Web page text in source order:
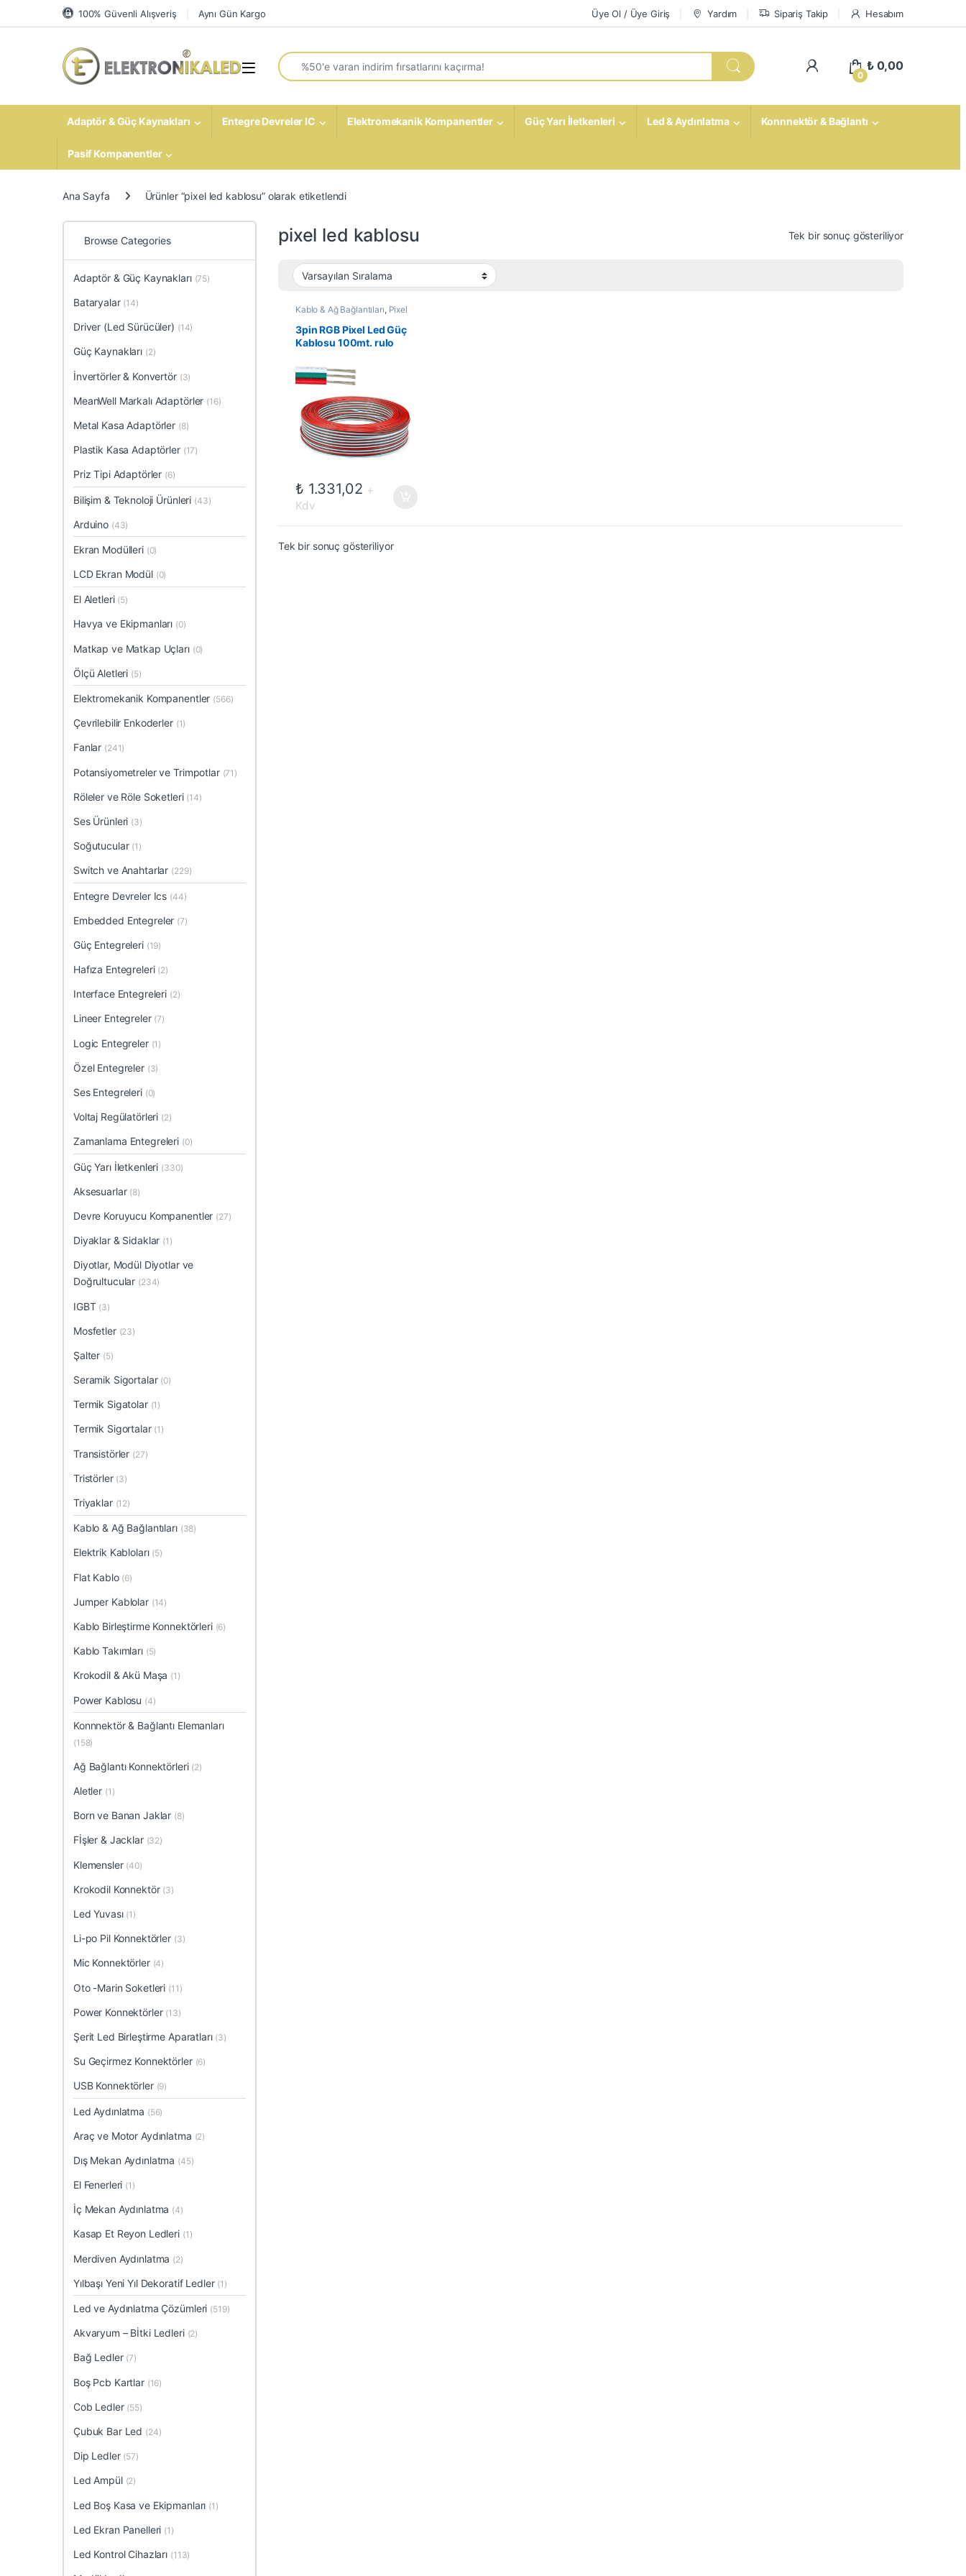
Skip to navigation
Skip to content 100% Güvenli Alışveriş Aynı Gün Kargo Üye Ol / Üye Giriş Yardım Sipariş Takip Hesabım
Open
Search for:
My Account
0
₺0,00
Adaptör & Güç Kaynakları Entegre Devreler IC Elektromekanik Kompanentler Güç Yarı İletkenleri Led & Aydınlatma Konnnektör & Bağlantı
Pasif Kompanentler
Ana Sayfa Ürünler “pixel led kablosu” olarak etiketlendi
pixel led kablosu Tek bir sonuç gösteriliyor
Kablo & Ağ Bağlantıları, Pixel
Led Kablosu
3pin RGB Pixel Led Güç
Kablosu 100mt. rulo
₺ 1.331,02 +
Kdv
Tek bir sonuç gösteriliyor
Browse Categories
Adaptör & Güç Kaynakları (75)
Bataryalar (14)
Driver (Led Sürücüler) (14)
Güç Kaynakları (2)
İnvertörler & Konvertör (3)
MeanWell Markalı Adaptörler (16)
Metal Kasa Adaptörler (8)
Plastik Kasa Adaptörler (17)
Priz Tipi Adaptörler (6)
Bilişim & Teknoloji Ürünleri (43)
Arduino (43)
Ekran Modülleri (0)
LCD Ekran Modül (0)
El Aletleri (5)
Havya ve Ekipmanları (0)
Matkap ve Matkap Uçları (0)
Ölçü Aletleri (5)
Elektromekanik Kompanentler (566)
Çevrilebilir Enkoderler (1)
Fanlar (241)
Potansiyometreler ve Trimpotlar (71)
Röleler ve Röle Soketleri (14)
Ses Ürünleri (3)
Soğutucular (1)
Switch ve Anahtarlar (229)
Entegre Devreler Ics (44)
Embedded Entegreler (7)
Güç Entegreleri (19)
Hafıza Entegreleri (2)
Interface Entegreleri (2)
Lineer Entegreler (7)
Logic Entegreler (1)
Özel Entegreler (3)
Ses Entegreleri (0)
Voltaj Regülatörleri (2)
Zamanlama Entegreleri (0)
Güç Yarı İletkenleri (330)
Aksesuarlar (8)
Devre Koruyucu Kompanentler (27)
Diyaklar & Sidaklar (1)
Diyotlar, Modül Diyotlar ve
Doğrultucular (234)
IGBT (3)
Mosfetler (23)
Şalter (5)
Seramik Sigortalar (0)
Termik Sigatolar (1)
Termik Sigortalar (1)
Transistörler (27)
Tristörler (3)
Triyaklar (12)
Kablo & Ağ Bağlantıları (38)
Elektrik Kabloları (5)
Flat Kablo (6)
Jumper Kablolar (14)
Kablo Birleştirme Konnektörleri (6)
Kablo Takımları (5)
Krokodil & Akü Maşa (1)
Power Kablosu (4)
Konnnektör & Bağlantı Elemanları
(158)
Ağ Bağlantı Konnektörleri (2)
Aletler (1)
Born ve Banan Jaklar (8)
Fİşler & Jacklar (32)
Klemensler (40)
Krokodil Konnektör (3)
Led Yuvası (1)
Li-po Pil Konnektörler (3)
Mic Konnektörler (4)
Oto -Marin Soketleri (11)
Power Konnektörler (13)
Şerit Led Birleştirme Aparatları (3)
Su Geçirmez Konnektörler (6)
USB Konnektörler (9)
Led Aydınlatma (56)
Araç ve Motor Aydınlatma (2)
Dış Mekan Aydınlatma (45)
El Fenerleri (1)
İç Mekan Aydınlatma (4)
Kasap Et Reyon Ledleri (1)
Merdiven Aydınlatma (2)
Yılbaşı Yeni Yıl Dekoratif Ledler (1)
Led ve Aydınlatma Çözümleri (519)
Akvaryum – Bİtki Ledleri (2)
Bağ Ledler (7)
Boş Pcb Kartlar (16)
Cob Ledler (55)
Çubuk Bar Led (24)
Dip Ledler (57)
Led Ampül (2)
Led Boş Kasa ve Ekipmanları (1)
Led Ekran Panelleri (1)
Led Kontrol Cihazları (113)